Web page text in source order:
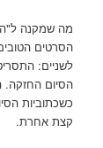
מה שמקנה
הסרטים
לשניים:
הסיום
כשכתוביות
קצת אחרת.